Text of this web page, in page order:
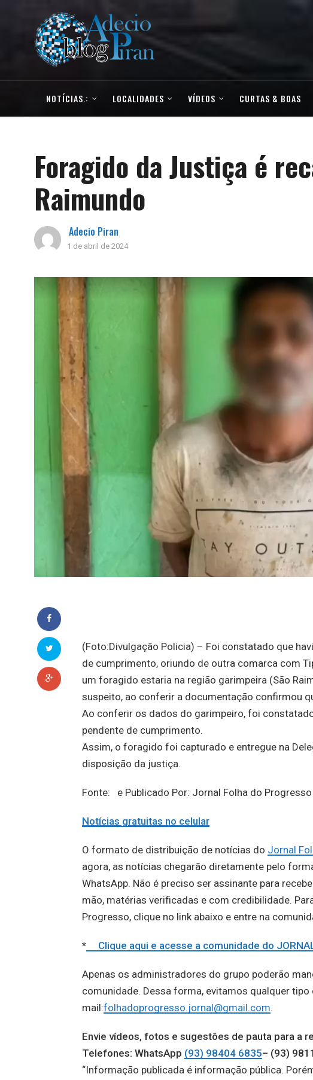
NOTÍCIAS.: LOCALIDADES VÍDEOS CURTAS & BOAS
Foragido da Justiça é
Raimundo
Adecio Piran
1 de abril de 2024
(Foto:Divulgação Policia) – Foi constatado que
de cumprimento, oriundo de outra comarca com
um foragido estaria na região garimpeira (São
suspeito, ao conferir a documentação confirmou
Ao conferir os dados do garimpeiro, foi
pendente de cumprimento.
Assim, o foragido foi capturado e entregue na
disposição da justiça.
Fonte: e Publicado Por: Jornal Folha do
Notícias gratuitas no celular
O formato de distribuição de notícias do Jornal
agora, as notícias chegarão diretamente pelo
WhatsApp. Não é preciso ser assinante para
mão, matérias verificadas e com credibilidade.
Progresso, clique no link abaixo e entre na
* Clique aqui e acesse a comunidade do JORNAL
Apenas os administradores do grupo poderão
comunidade. Dessa forma, evitamos qualquer
mail:folhadoprogresso.jornal@gmail.com.
Envie vídeos, fotos e sugestões de pauta para a
Telefones: WhatsApp (93) 98404 6835– (93)
“Informação publicada é informação pública.